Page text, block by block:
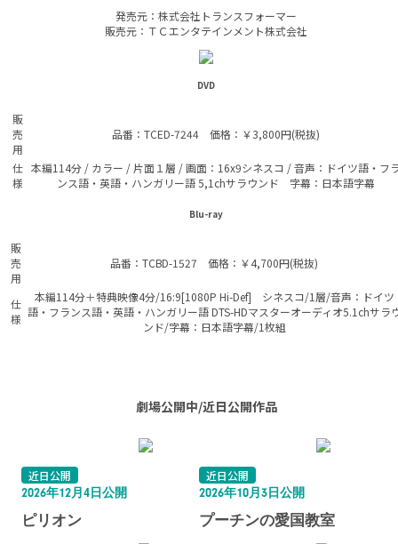
発売元：株式会社トランスフォーマー
販売元：ＴＣエンタテインメント株式会社
DVD
販
売
用
品番：TCED-7244 価格：￥3,800円(税抜)
仕
様
本編114分 / カラー / 片面１層 / 画面：16x9シネスコ / 音声：ドイツ語・フ
ンス語・英語・ハンガリー語 5,1chサラウンド 字幕：日本語字幕
Blu-ray
販
売
用
品番：TCBD-1527 価格：￥4,700円(税抜)
仕
様
本編114分＋特典映像4分/16:9[1080P Hi-Def] シネスコ/1層/音声：ドイツ
語・フランス語・英語・ハンガリー語 DTS-HDマスターオーディオ5.1chサラ
ンド/字幕：日本語字幕/1枚組
劇場公開中/近日公開作品
近日公開
2026年12月4日公開
ピリオン
近日公開
2026年10月3日公開
プーチンの愛国教室